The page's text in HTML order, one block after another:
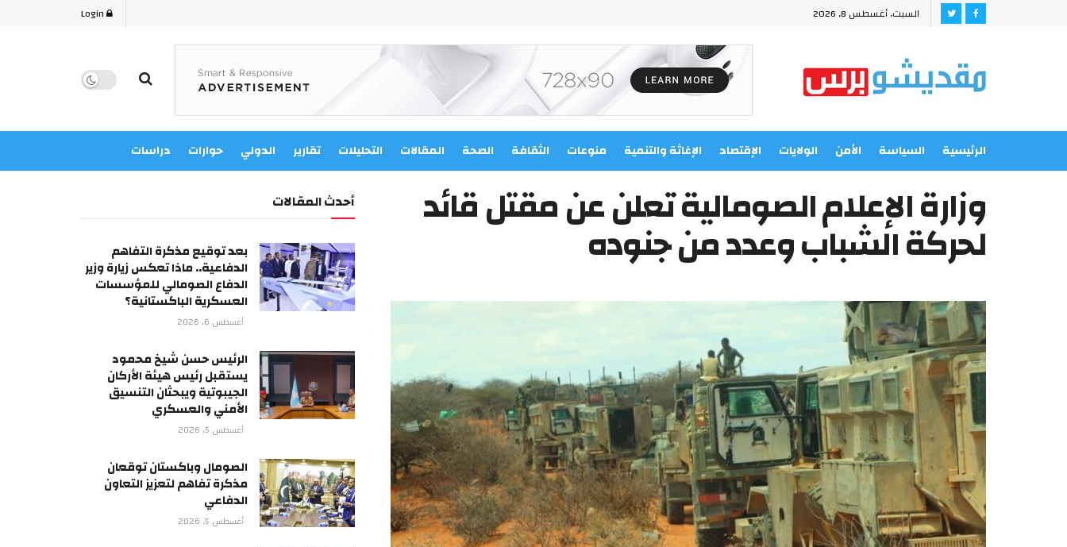
السبت, أغسطس 8, 2026
الرئيسية السياسة الأمن الولايات الإقتصاد الإغاثة والتنمية منوعات الثقافة الصحة المقالات التحليلات تقارير الدولي حوارات دراسات
وزارة الإعلام الصومالية تعلن عن مقتل قائد
لحركة الشباب وعدد من جنوده
أحدث المقالات
بعد توقيع مذكرة التفاهم
الدفاعية.. ماذا تعكس زيارة وزير
الدفاع الصومالي للمؤسسات
العسكرية الباكستانية؟
أغسطس 6, 2026
الرئيس حسن شيخ محمود
يستقبل رئيس هيئة الأركان
الجيبوتية ويبحثان التنسيق
الأمني والعسكري
أغسطس 5, 2026
الصومال وباكستان توقعان
مذكرة تفاهم لتعزيز التعاون
الدفاعي
أغسطس 5, 2026